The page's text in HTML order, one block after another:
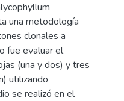
una metodología
clonales a
fue evaluar el
(una y dos) y tres
utilizando
se realizó en el